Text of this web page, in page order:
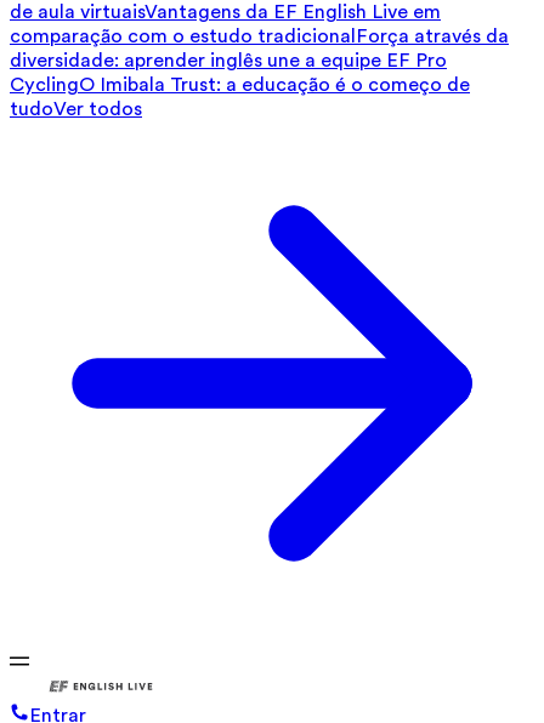
de aula virtuaisVantagens da EF English Live em
comparação com o estudo tradicional Força através da
diversidade: aprender inglês une a equipe EF Pro
CyclingO Imibala Trust: a educação é o começo de
tudoVer todos
Entrar